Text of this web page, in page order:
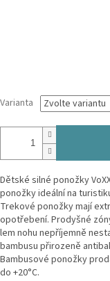
Varianta
Dětské silné ponožky
ponožky ideální na
Trekové ponožky mají
opotřebení. Prodyšné
lem nohu nepříjemně
bambusu přirozeně
Bambusové ponožky
do +20°C.